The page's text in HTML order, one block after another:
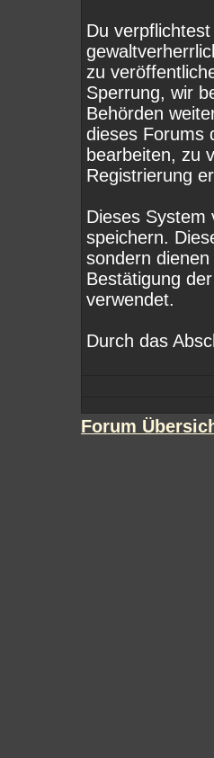
Du
zu
Sperrung, wir
Behörden
dieses Forums
bearbeiten, zu
Registrierung
Dieses System
speichern.
sondern
Bestätigung
verwendet.
Durch das
Forum